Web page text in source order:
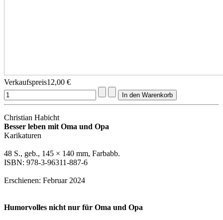
Verkaufspreis12,00 €
Christian Habicht
Besser leben mit Oma und Opa
Karikaturen
48 S., geb., 145 × 140 mm, Farbabb.
ISBN: 978-3-96311-887-6
Erschienen: Februar 2024
Humorvolles nicht nur für Oma und Opa